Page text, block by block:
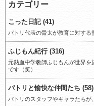
カテゴリー
こった日記 (41)
パトリ代表の骨太が教育に対する
ふじもん紀行 (316)
元熱血中学教師ふじもんが世界
です（笑）
パトリと愉快な仲間たち (58)
パトリのスタッフやキャラたちが